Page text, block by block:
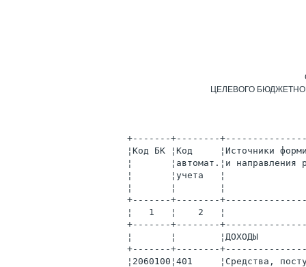
ЦЕЛЕВОГО
+-------+--------
¦Код БК ¦Код     ¦Источники
¦       ¦автомат.¦и
¦       ¦учета   ¦
¦       ¦        ¦
+-------+--------
¦   1   ¦    2   ¦
+-------+--------
¦       ¦        ¦ДОХОДЫ
+-------+--------
¦2060100¦401     ¦Средства,